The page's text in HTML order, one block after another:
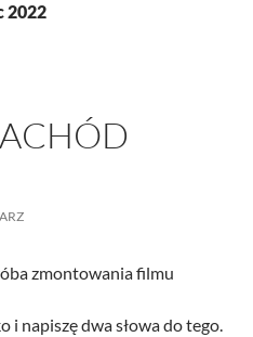
2022
zmontowania filmu
i napiszę dwa słowa do tego.